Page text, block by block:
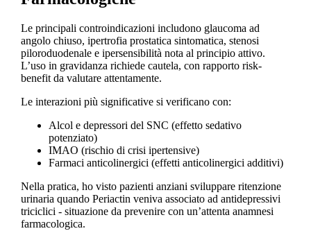
Le principali controindicazioni includono glaucoma ad
angolo chiuso, ipertrofia prostatica sintomatica, stenosi
piloroduodenale e ipersensibilità nota al principio attivo.
L’uso in gravidanza richiede cautela, con rapporto risk-
benefit da valutare attentamente.
Le interazioni più significative si verificano con:
Alcol e depressori del SNC (effetto sedativo
potenziato)
IMAO (rischio di crisi ipertensive)
Farmaci anticolinergici (effetti anticolinergici additivi)
Nella pratica, ho visto pazienti anziani sviluppare ritenzione
urinaria quando Periactin veniva associato ad antidepressivi
triciclici - situazione da prevenire con un’attenta anamnesi
farmacologica.